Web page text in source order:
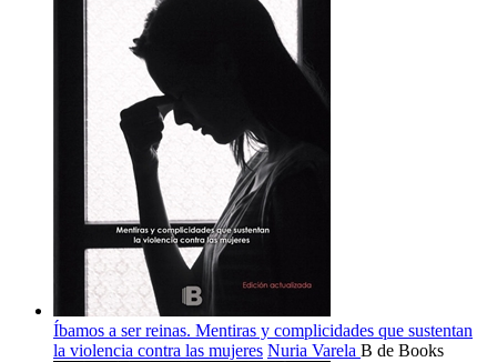
Íbamos a ser reinas. Mentiras y complicidades que sustentan
la violencia contra las mujeres Nuria Varela B de Books